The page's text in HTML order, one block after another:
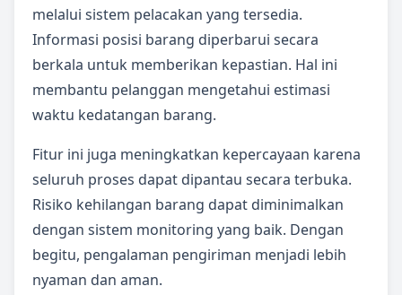
melalui sistem pelacakan yang tersedia.
Informasi posisi barang diperbarui secara
berkala untuk memberikan kepastian. Hal ini
membantu pelanggan mengetahui estimasi
waktu kedatangan barang.
Fitur ini juga meningkatkan kepercayaan karena
seluruh proses dapat dipantau secara terbuka.
Risiko kehilangan barang dapat diminimalkan
dengan sistem monitoring yang baik. Dengan
begitu, pengalaman pengiriman menjadi lebih
nyaman dan aman.